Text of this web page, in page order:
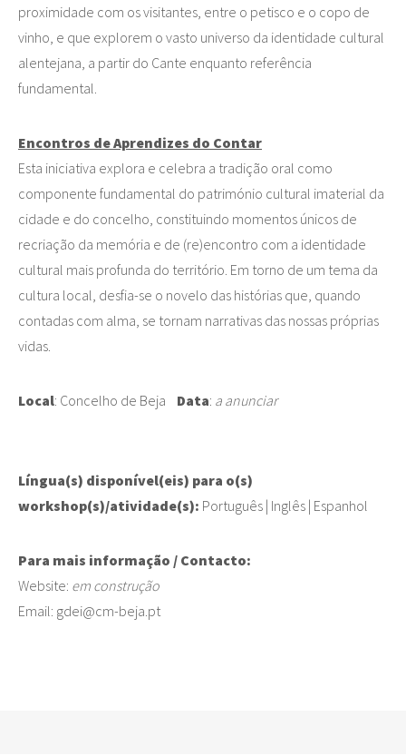
proximidade com os visitantes, entre o petisco e o copo de
vinho, e que explorem o vasto universo da identidade cultural
alentejana, a partir do Cante enquanto referência
fundamental.
Encontros de Aprendizes do Contar
Esta iniciativa explora e celebra a tradição oral como
componente fundamental do património cultural imaterial da
cidade e do concelho, constituindo momentos únicos de
recriação da memória e de (re)encontro com a identidade
cultural mais profunda do território. Em torno de um tema da
cultura local, desfia-se o novelo das histórias que, quando
contadas com alma, se tornam narrativas das nossas próprias
vidas.
Local: Concelho de Beja Data: a anunciar
Língua(s) disponível(eis) para o(s)
workshop(s)/atividade(s): Português | Inglês | Espanhol
Para mais informação / Contacto:
Website: em construção
Email: gdei@cm-beja.pt